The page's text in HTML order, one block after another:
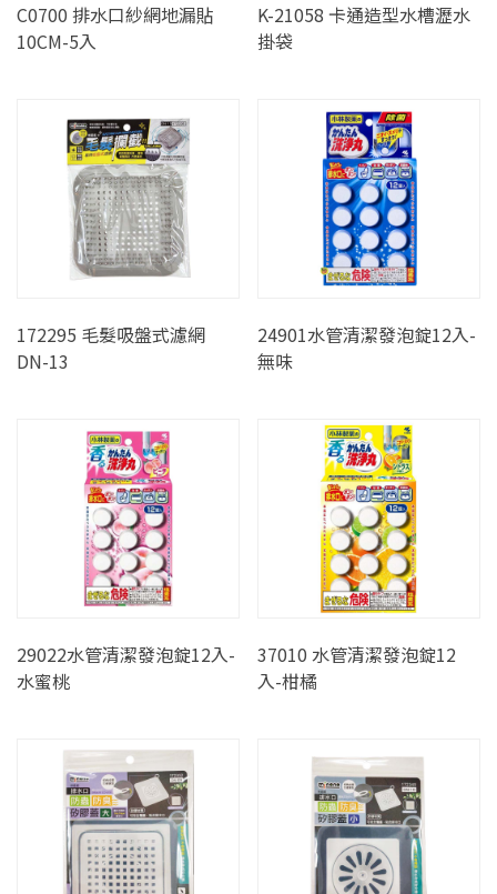
C0700 排水口紗網地漏貼
10CM-5入
K-21058 卡通造型水槽瀝水
掛袋
172295 毛髮吸盤式濾網
DN-13
24901水管清潔發泡錠12入-
無味
29022水管清潔發泡錠12入-
水蜜桃
37010 水管清潔發泡錠12
入-柑橘